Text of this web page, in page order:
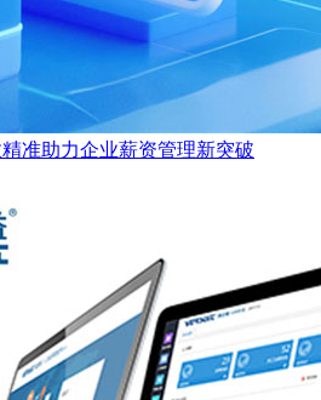
准助力企业薪资管理新突破